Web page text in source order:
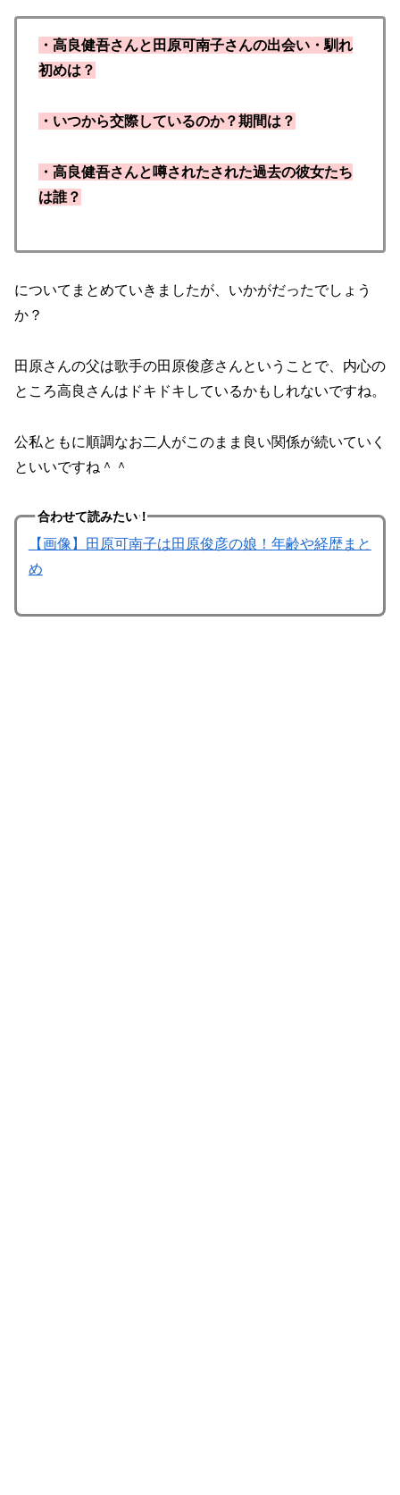
・高良健吾さんと田原可南子さんの出会い・馴れ
初めは？
・いつから交際しているのか？期間は？
・高良健吾さんと噂されたされた過去の彼女たち
は誰？
についてまとめていきましたが、いかがだったでしょう
か？
田原さんの父は歌手の田原俊彦さんということで、内心の
ところ高良さんはドキドキしているかもしれないですね。
公私ともに順調なお二人がこのまま良い関係が続いていく
といいですね＾＾
合わせて読みたい！
【画像】田原可南子は田原俊彦の娘！年齢や経歴まと
め